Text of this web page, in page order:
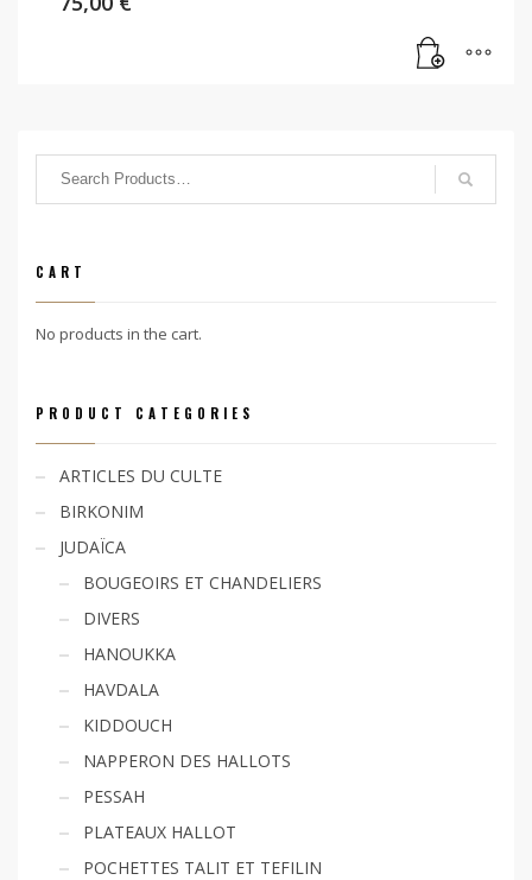
CART
No products in the cart.
PRODUCT CATEGORIES
ARTICLES DU CULTE
BIRKONIM
JUDAÏCA
BOUGEOIRS ET CHANDELIERS
DIVERS
HANOUKKA
HAVDALA
KIDDOUCH
NAPPERON DES HALLOTS
PESSAH
PLATEAUX HALLOT
POCHETTES TALIT ET TEFILIN